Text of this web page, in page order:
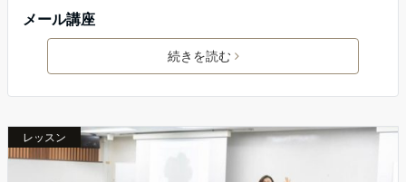
メール講座
続きを読む
レッスン